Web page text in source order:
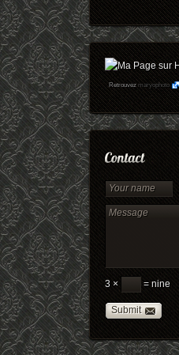
Retrouvezmaryophoto
3 × = nine
Submit